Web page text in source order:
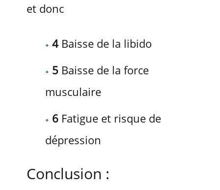
et donc
4 Baisse de la libido
5 Baisse de la force
musculaire
6 Fatigue et risque de
dépression
Conclusion :